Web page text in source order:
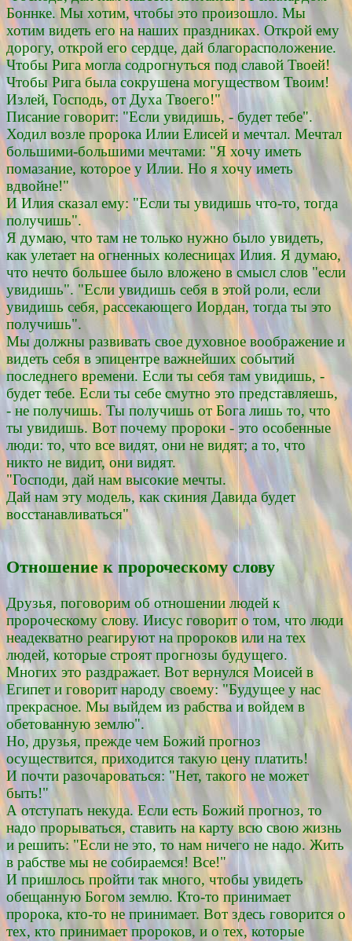
Боннке. Мы хотим, чтобы это произошло. Мы
хотим видеть его на наших праздниках. Открой ему
дорогу, открой его сердце, дай благорасположение.
Чтобы Рига могла содрогнуться под славой Твоей!
Чтобы Рига была сокрушена могуществом Твоим!
Излей, Господь, от Духа Твоего!"
Писание говорит: "Если увидишь, - будет тебе".
Ходил возле пророка Илии Елисей и мечтал. Мечтал
большими-большими мечтами: "Я хочу иметь
помазание, которое у Илии. Но я хочу иметь
вдвойне!"
И Илия сказал ему: "Если ты увидишь что-то, тогда
получишь".
Я думаю, что там не только нужно было увидеть,
как улетает на огненных колесницах Илия. Я думаю,
что нечто большее было вложено в смысл слов "если
увидишь". "Если увидишь себя в этой роли, если
увидишь себя, рассекающего Иордан, тогда ты это
получишь".
Мы должны развивать свое духовное воображение и
видеть себя в эпицентре важнейших событий
последнего времени. Если ты себя там увидишь, -
будет тебе. Если ты себе смутно это представляешь,
- не получишь. Ты получишь от Бога лишь то, что
ты увидишь. Вот почему пророки - это особенные
люди: то, что все видят, они не видят; а то, что
никто не видит, они видят.
"Господи, дай нам высокие мечты.
Дай нам эту модель, как скиния Давида будет
восстанавливаться"
Отношение к пророческому слову
Друзья, поговорим об отношении людей к
пророческому слову. Иисус говорит о том, что люди
неадекватно реагируют на пророков или на тех
людей, которые строят прогнозы будущего.
Многих это раздражает. Вот вернулся Моисей в
Египет и говорит народу своему: "Будущее у нас
прекрасное. Мы выйдем из рабства и войдем в
обетованную землю".
Но, друзья, прежде чем Божий прогноз
осуществится, приходится такую цену платить!
И почти разочароваться: "Нет, такого не может
быть!"
А отступать некуда. Если есть Божий прогноз, то
надо прорываться, ставить на карту всю свою жизнь
и решить: "Если не это, то нам ничего не надо. Жить
в рабстве мы не собираемся! Все!"
И пришлось пройти так много, чтобы увидеть
обещанную Богом землю. Кто-то принимает
пророка, кто-то не принимает. Вот здесь говорится о
тех, кто принимает пророков, и о тех, которые